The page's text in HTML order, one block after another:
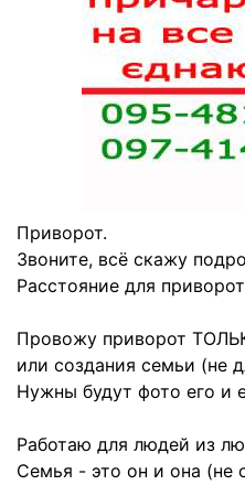
Приворот.
Звоните, всё скажу
Расстояние для
Провожу приворот
или создания семьи (не
Нужны будут фото его и
Работаю для людей из
Семья - это он и она (не